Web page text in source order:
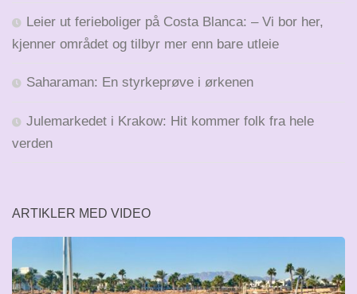
Leier ut ferieboliger på Costa Blanca: – Vi bor her,
kjenner området og tilbyr mer enn bare utleie
Saharaman: En styrkeprøve i ørkenen
Julemarkedet i Krakow: Hit kommer folk fra hele
verden
ARTIKLER MED VIDEO